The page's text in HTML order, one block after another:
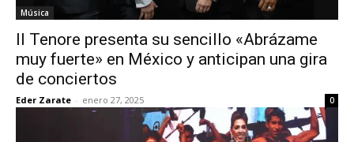
Música
Il Tenore presenta su sencillo «Abrázame
muy fuerte» en México y anticipan una gira
de conciertos
Eder Zarate - enero 27, 2025 0